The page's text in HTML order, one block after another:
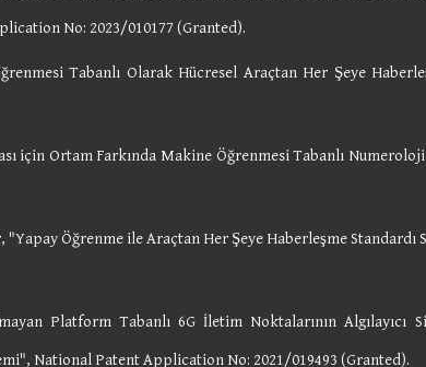
No: 2023/010177(Granted).
Tabanlı Olarak Hücresel Araçtan Her Şeye
için Ortam Farkında Makine Öğrenmesi Tabanlı
Öğrenme ile Araçtan Her Şeye Haberleşme Standardı
Platform Tabanlı 6G İletim Noktalarının Algılayıcı
National Patent Application No: 2021/019493 (Granted).